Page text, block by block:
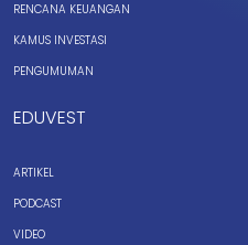
RENCANA KEUANGAN
KAMUS INVESTASI
PENGUMUMAN
EDUVEST
ARTIKEL
PODCAST
VIDEO